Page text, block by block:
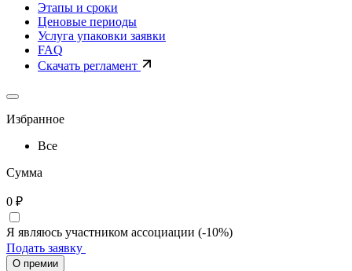
Этапы и сроки
Ценовые периоды
Услуга упаковки заявки
FAQ
Скачать регламент
Избранное
Все
Сумма
0 ₽
Я являюсь участником ассоциации (-10%)
Подать заявку
О премии